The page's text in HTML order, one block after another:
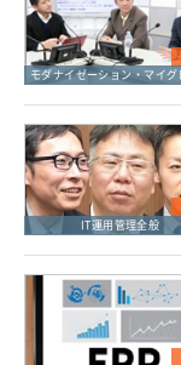
IT運用管理全般